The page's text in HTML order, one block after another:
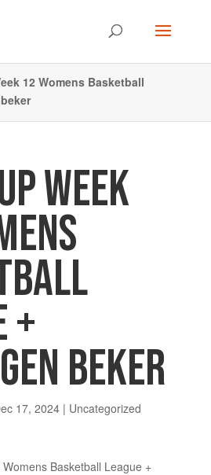
12 Womens Basketball
WEEK
+
BEKER
17, 2024| Uncategorized